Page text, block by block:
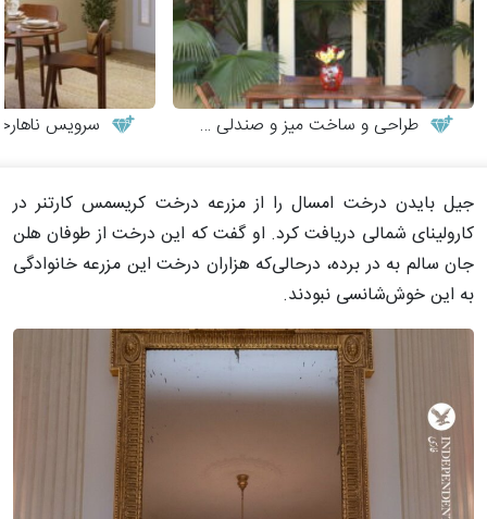
طراحی و ساخت میز و صندلی چوبی سرویس
جیل بایدن درخت امسال را از مزرعه درخت کریسمس کارتنر در
کارولینای شمالی دریافت کرد. او گفت که این درخت از طوفان هلن
جان سالم به در برده، درحالی‌که هزاران درخت این مزرعه خانوادگی
به این خوش‌شانسی نبودند.